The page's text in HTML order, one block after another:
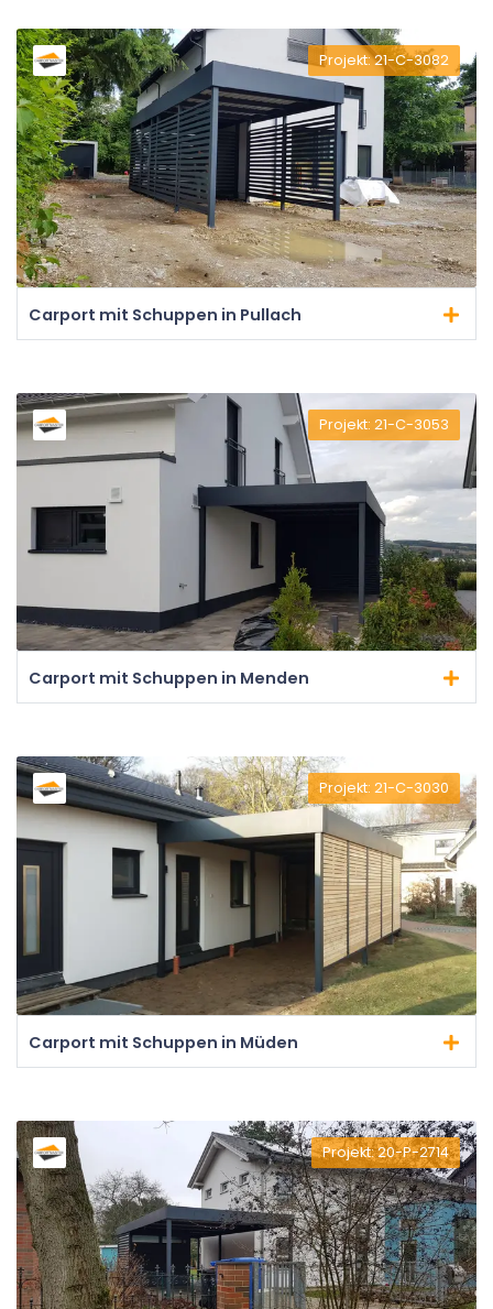
Projekt: 21-C-3082
Carport mit Schuppen in Pullach
Projekt: 21-C-3053
Carport mit Schuppen in Menden
Projekt: 21-C-3030
Carport mit Schuppen in Müden
Projekt: 20-P-2714